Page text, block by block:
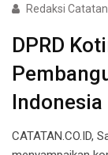
Redaksi Catatan
DPRD
Indonesia
CATATAN.CO.ID,